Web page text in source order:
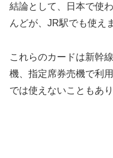
結論として、日本で使
んどが、JR駅でも使え
これらのカードは新幹
機、指定席券売機で利
では使えないこともあり